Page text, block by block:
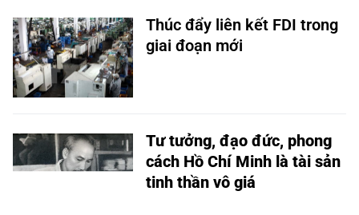
Thúc đẩy liên kết FDI trong
giai đoạn mới
Tư tưởng, đạo đức, phong
cách Hồ Chí Minh là tài sản
tinh thần vô giá